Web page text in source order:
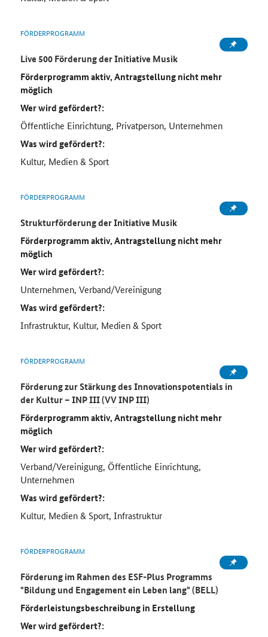
FÖRDERPROGRAMM
Live 500 Förderung der Initiative Musik
Förderprogramm aktiv, Antragstellung nicht mehr
möglich
Wer wird gefördert?:
Öffentliche Einrichtung, Privatperson, Unternehmen
Was wird gefördert?:
Kultur, Medien & Sport
FÖRDERPROGRAMM
Strukturförderung der Initiative Musik
Förderprogramm aktiv, Antragstellung nicht mehr
möglich
Wer wird gefördert?:
Unternehmen, Verband/Vereinigung
Was wird gefördert?:
Infrastruktur, Kultur, Medien & Sport
FÖRDERPROGRAMM
Förderung zur Stärkung des Innovationspotentials in
der Kultur – INPIII(VVINPIII)
Förderprogramm aktiv, Antragstellung nicht mehr
möglich
Wer wird gefördert?:
Verband/Vereinigung, Öffentliche Einrichtung,
Unternehmen
Was wird gefördert?:
Kultur, Medien & Sport, Infrastruktur
FÖRDERPROGRAMM
Förderung im Rahmen des ESF-Plus Programms
"Bildung und Engagement ein Leben lang" (BELL)
Förderleistungsbeschreibung in Erstellung
Wer wird gefördert?: